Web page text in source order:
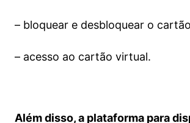
– bloquear e desbloquear o
– acesso ao cartão virtual.
Além disso, a plataforma para